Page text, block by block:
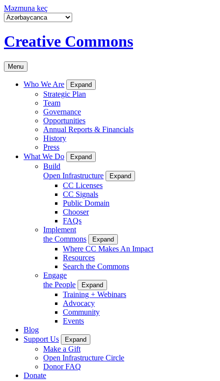
Məzmuna keç
Creative Commons
Menu
Who We Are Expand
Strategic Plan
Team
Governance
Opportunities
Annual Reports & Financials
History
Press
What We Do
Expand
Build
Open Infrastructure
Expand
CC Licenses
CC Signals
Public Domain
Chooser
FAQs
Implement
the Commons
Expand
Where CC Makes An Impact
Resources
Search the Commons
Engage
the People
Expand
Training + Webinars
Advocacy
Community
Events
Blog
Support Us
Expand
Make a Gift
Open Infrastructure Circle
Donor FAQ
Donate